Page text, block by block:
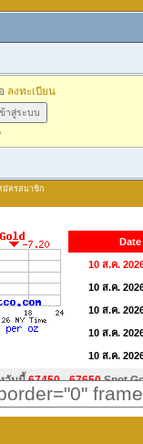
ลงทะเบียน
มัครสมาชิก